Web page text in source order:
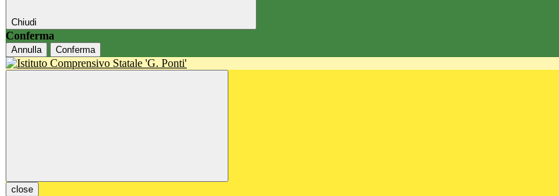
Chiudi
Conferma
Annulla Conferma
close